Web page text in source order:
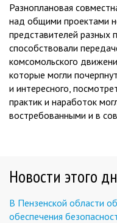
Разноплановая
над общими проектами
представителей разных
способствовали
комсомольского
которые могли
и интересного,
практик и наработок
востребованными и в
Новости этого
В Пензенской области
обеспечения